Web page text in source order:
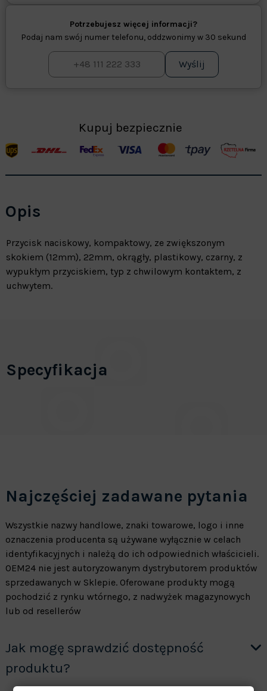
Potrzebujesz więcej informacji?
Podaj nam swój numer telefonu, oddzwonimy w 30 sekund
Wyślij
Kupuj bezpiecznie
Opis
Przycisk naciskowy, kompaktowy, ze zwiększonym
skokiem (12mm), 22mm, okrągły, plastikowy, czarny, z
wypukłym przyciskiem, typ z chwilowym kontaktem, z
uchwytem.
Specyfikacja
Najczęściej zadawane pytania
Wszystkie nazwy handlowe, znaki towarowe, logo i inne
oznaczenia producenta są używane wyłącznie w celach
identyfikacyjnych i należą do ich odpowiednich właścicieli.
OEM24 nie jest autoryzowanym dystrybutorem produktów
sprzedawanych w Sklepie. Oferowane produkty mogą
pochodzić z rynku wtórnego, z nadwyżek magazynowych
lub od resellerów
Jak mogę sprawdzić dostępność
produktu?